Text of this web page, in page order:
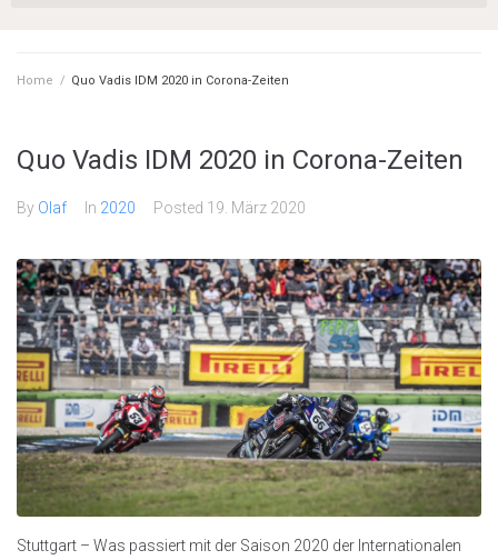
Home / Quo Vadis IDM 2020 in Corona-Zeiten
Quo Vadis IDM 2020 in Corona-Zeiten
By Olaf In 2020 Posted 19. März 2020
Stuttgart – Was passiert mit der Saison 2020 der Internationalen